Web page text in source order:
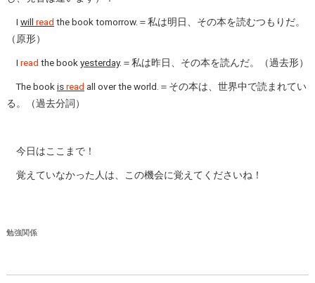
I will read the book tomorrow.＝私は明日、その本を読むつもりだ。
（原形）
I read the book yesterday.＝私は昨日、その本を読んだ。（過去形）
The book isread all over the world.＝その本は、世界中で読まれてい
る。（過去分詞）
今日はここまで！
覚えていなかった人は、この機会に覚えてくださいね！
勉強関係